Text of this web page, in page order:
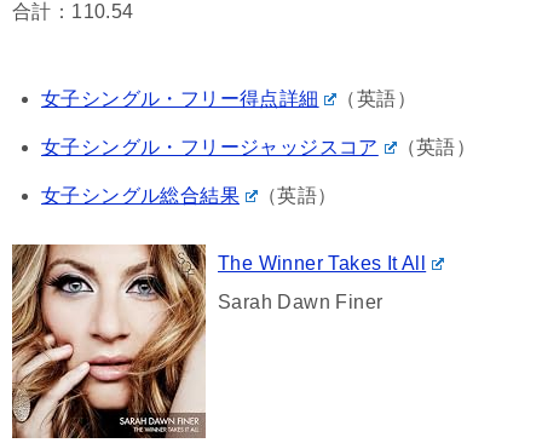
合計：110.54
女子シングル・フリー得点詳細 （英語）
女子シングル・フリージャッジスコア （英語）
女子シングル総合結果 （英語）
The Winner Takes It All
Sarah Dawn Finer